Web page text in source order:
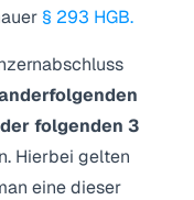
§ 293 HGB.
folgenden 3
Hierbei gelten
eine dieser